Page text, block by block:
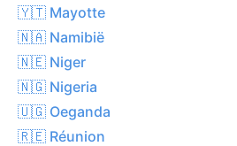
🇾🇹 Mayotte
🇳🇦 Namibië
🇳🇪 Niger
🇳🇬 Nigeria
🇺🇬 Oeganda
🇷🇪 Réunion